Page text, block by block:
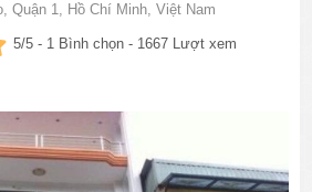
Quận 1, Hồ Chí Minh, Việt Nam
5/5 - 1 Bình chọn - 1667 Lượt xem